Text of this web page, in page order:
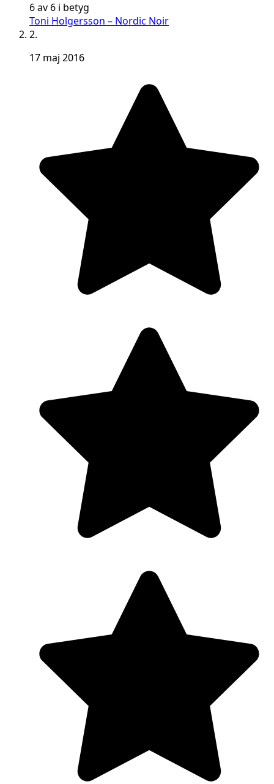
6 av 6 i betyg
Toni Holgersson – Nordic Noir
2.
17 maj 2016